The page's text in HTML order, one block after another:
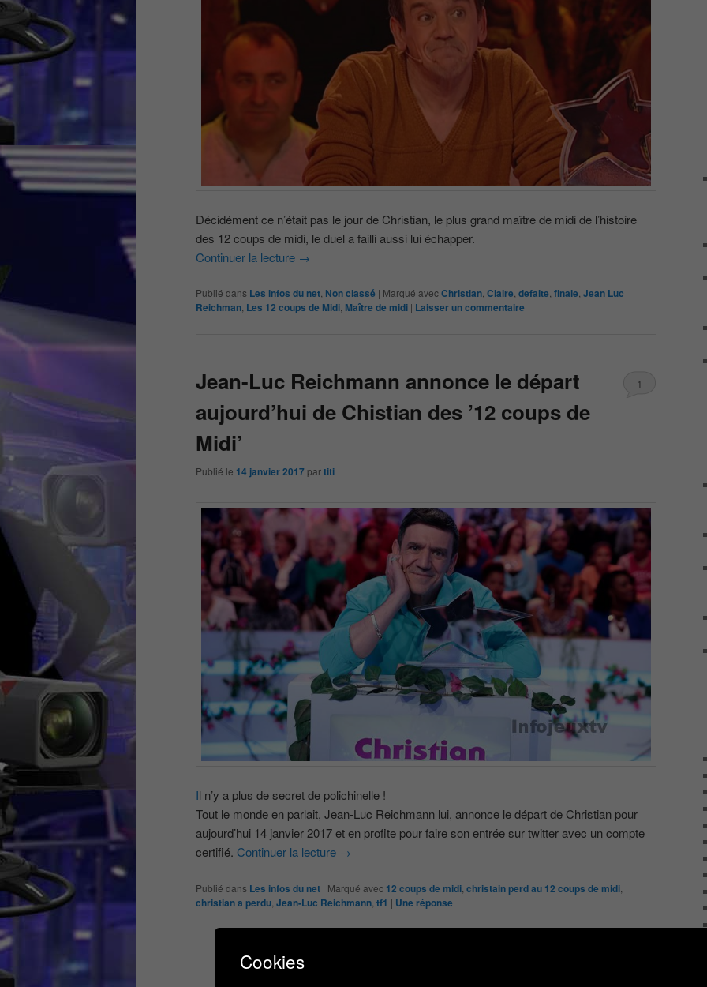
Décidément ce n’était pas le jour de Christian, le plus grand maître de midi de l’histoire
des 12 coups de midi, le duel a failli aussi lui échapper.
Continuer la lecture →
Publié dans Les infos du net, Non classé | Marqué avecChristian, Claire, defaite, finale, Jean Luc
Reichman, Les 12 coups de Midi, Maître de midi | Laisser un commentaire
Jean-Luc Reichmann annonce le départ
aujourd’hui de Chistian des ’12 coups de
Midi’
Publié le 14 janvier 2017 partiti
1
Il n’y a plus de secret de polichinelle !
Tout le monde en parlait, Jean-Luc Reichmann lui, annonce le départ de Christian pour
aujourd’hui 14 janvier 2017 et en profite pour faire son entrée sur twitter avec un compte
certifié. Continuer la lecture →
Publié dans Les infos du net | Marqué avec 12 coups de midi christain perd au 12 coups de midi
christian a perdu Jean-Luc Reichmann tf1 | Une réponse
Cookies